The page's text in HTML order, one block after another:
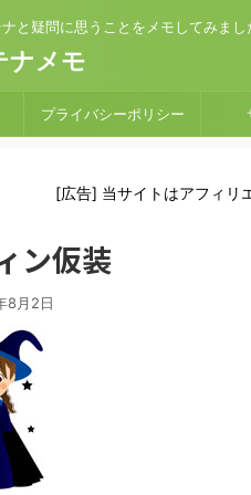
と疑問に思うことをメモしてみまし
ナメモ
プライバシーポリシー
[広告] 当サイトはアフィリ
ン仮装
8月2日